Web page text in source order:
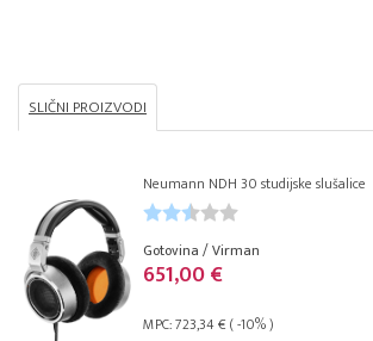
SLIČNI PROIZVODI
Neumann NDH 30 studijske slušalice
Gotovina / Virman
651,00 €
MPC: 723,34 € ( -10% )